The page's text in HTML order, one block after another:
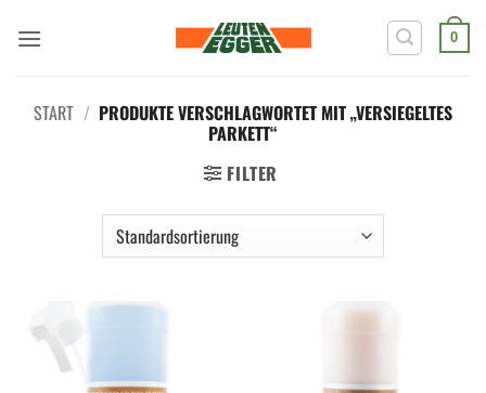
Inhalt
0
START / PRODUKTE VERSCHLAGWORTET MIT „VERSIEGELTES
PARKETT“
FILTER